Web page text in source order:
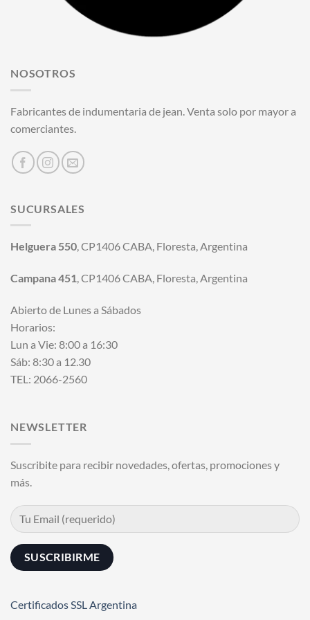
NOSOTROS
Fabricantes de indumentaria de jean. Venta solo por mayor a
comerciantes.
SUCURSALES
Helguera 550, CP1406 CABA, Floresta, Argentina
Campana 451, CP1406 CABA, Floresta, Argentina
Abierto de Lunes a Sábados
Horarios:
Lun a Vie: 8:00 a 16:30
Sáb: 8:30 a 12.30
TEL: 2066-2560
NEWSLETTER
Suscribite para recibir novedades, ofertas, promociones y
más.
Certificados SSL Argentina